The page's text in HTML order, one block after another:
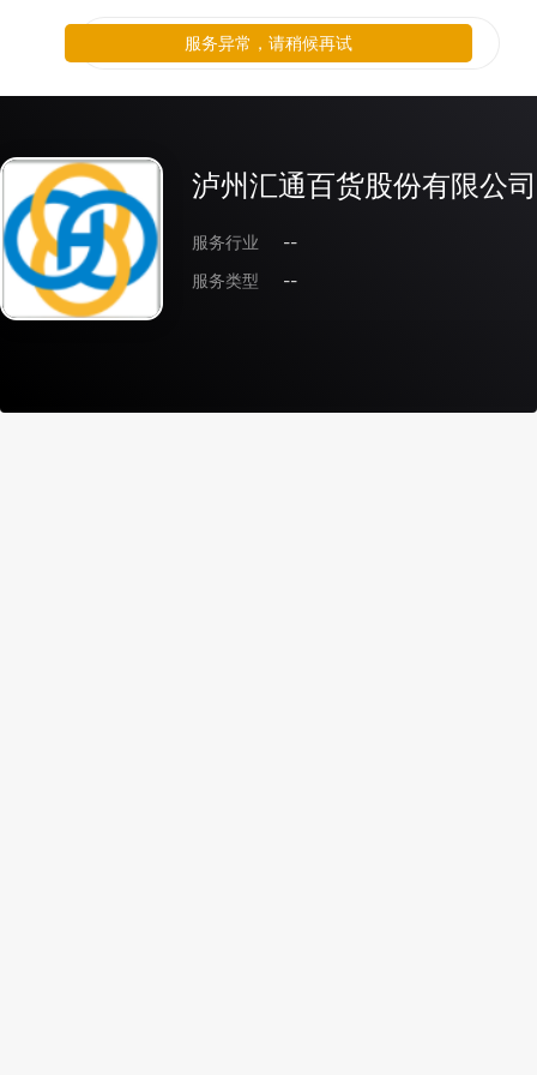
泸州汇通百货股份有限公司
服务行业
--
服务类型
--
服务异常，请稍候再试